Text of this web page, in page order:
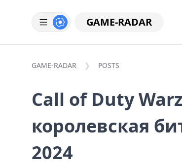
GAME-RADAR
GAME-RADAR POSTS
Call of Duty
королевская
2024